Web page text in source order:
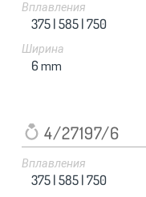
Вплавления
375 |585 |750
Ширина
6mm
4/27197/6
Вплавления
375 |585 |750